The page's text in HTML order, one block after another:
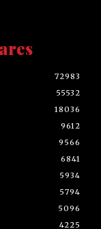
72983
55532
18036
9612
9566
6841
5934
5794
5096
4225